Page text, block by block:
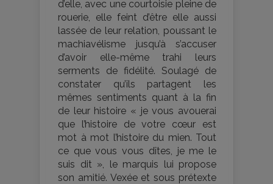
d’elle, avec une courtoisie pleine de
rouerie, elle feint d’être elle aussi
lassée de leur relation, poussant le
machiavélisme jusqu’à s’accuser
d’avoir elle-même trahi leurs
serments de fidélité. Soulagé de
constater qu’ils partagent les
mêmes sentiments quant à la fin
de leur histoire « je vous avouerai
que l’histoire de votre cœur est
mot à mot l’histoire du mien. Tout
ce que vous vous dîtes, je me le
suis dit », le marquis lui propose
son amitié. Vexée et sous prétexte